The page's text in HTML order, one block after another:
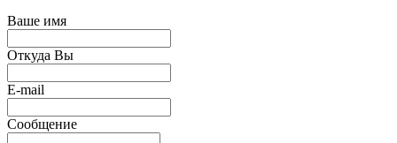
Ваше имя
Откуда Вы
E-mail
Сообщение